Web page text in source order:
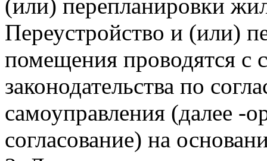
(или) перепланировки
Переустройство и (или)
помещения проводятся с
законодательства по
самоуправления (далее -
согласование) на